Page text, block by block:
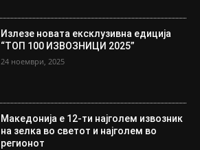
Излезе новата ексклузивна едиција
“ТОП 100 ИЗВОЗНИЦИ 2025”
24 ноември, 2025
Македонија е 12-ти најголем извозник
на зелка во светот и најголем во
регионот